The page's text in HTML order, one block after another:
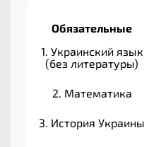
Обязательные
1. Украинский язык
(без литературы)
2. Математика
3. История Украины